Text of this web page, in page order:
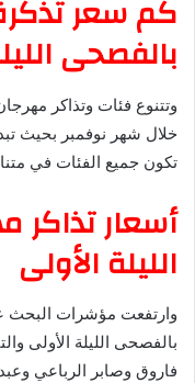
كم سعر
بالفصحى
وتتنوع فئات وتذاكر
تكون جميع الفئات في
أسعار تذاكر
الليلة الأولى
وارتفعت مؤشرات البحث
بالفصحى الليلة الأولى
فاروق وصابر الرباعي